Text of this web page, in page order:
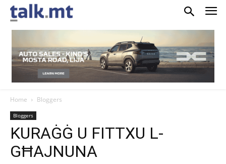
Home Bloggers
Bloggers
KURAĠĠ U FITTXU L-
GĦAJNUNA